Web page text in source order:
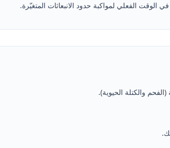
الوقت الفعلي لمواكبة حدود الانبعاثات المتغيّرة.
والكتلة الحيوية).